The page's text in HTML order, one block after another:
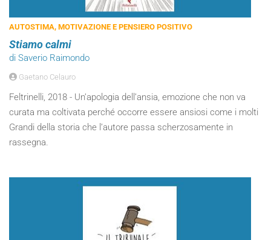
AUTOSTIMA, MOTIVAZIONE E PENSIERO POSITIVO
Stiamo calmi
di Saverio Raimondo
Gaetano Celauro
Feltrinelli, 2018 - Un’apologia dell’ansia, emozione che non va
curata ma coltivata perché occorre essere ansiosi come i molti
Grandi della storia che l’autore passa scherzosamente in
rassegna.